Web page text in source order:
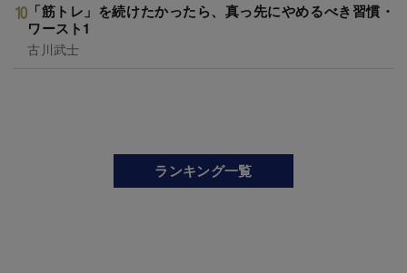
「筋トレ」を続けたかったら、真っ先にやめるべき習慣・
ワースト1
古川武士
ランキング一覧